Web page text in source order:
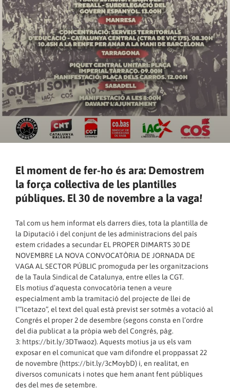
El moment de fer-ho és ara: Demostrem
la força col·lectiva de les plantilles
públiques. El 30 de novembre a la vaga!
Tal com us hem informat els darrers dies, tota la plantilla de
la Diputació i del conjunt de les administracions del país
estem cridades a secundar EL PROPER DIMARTS 30 DE
NOVEMBRE LA NOVA CONVOCATÒRIA DE JORNADA DE
VAGA AL SECTOR PÚBLIC promoguda per les organitzacions
de la Taula Sindical de Catalunya, entre elles la CGT.
Els motius d’aquesta convocatòria tenen a veure
especialment amb la tramitació del projecte de llei de
l’”Icetazo”, el text del qual està previst ser sotmès a votació al
Congrés el proper 2 de desembre (segons consta en l’ordre
del dia publicat a la pròpia web del Congrés, pàg.
3: https://bit.ly/3DTwaoz). Aquests motius ja us els vam
exposar en el comunicat que vam difondre el proppassat 22
de novembre (https://bit.ly/3cMoybD) i, en realitat, en
diversos comunicats i notes que hem anant fent públiques
des del mes de setembre.